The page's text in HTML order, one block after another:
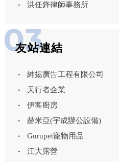
洪任鋒律師事務所
友站連結
紳揚廣告工程有限公司
天行者企業
伊客廚房
赫米亞(宇成辦公設備)
Gurupet寵物用品
江大露營